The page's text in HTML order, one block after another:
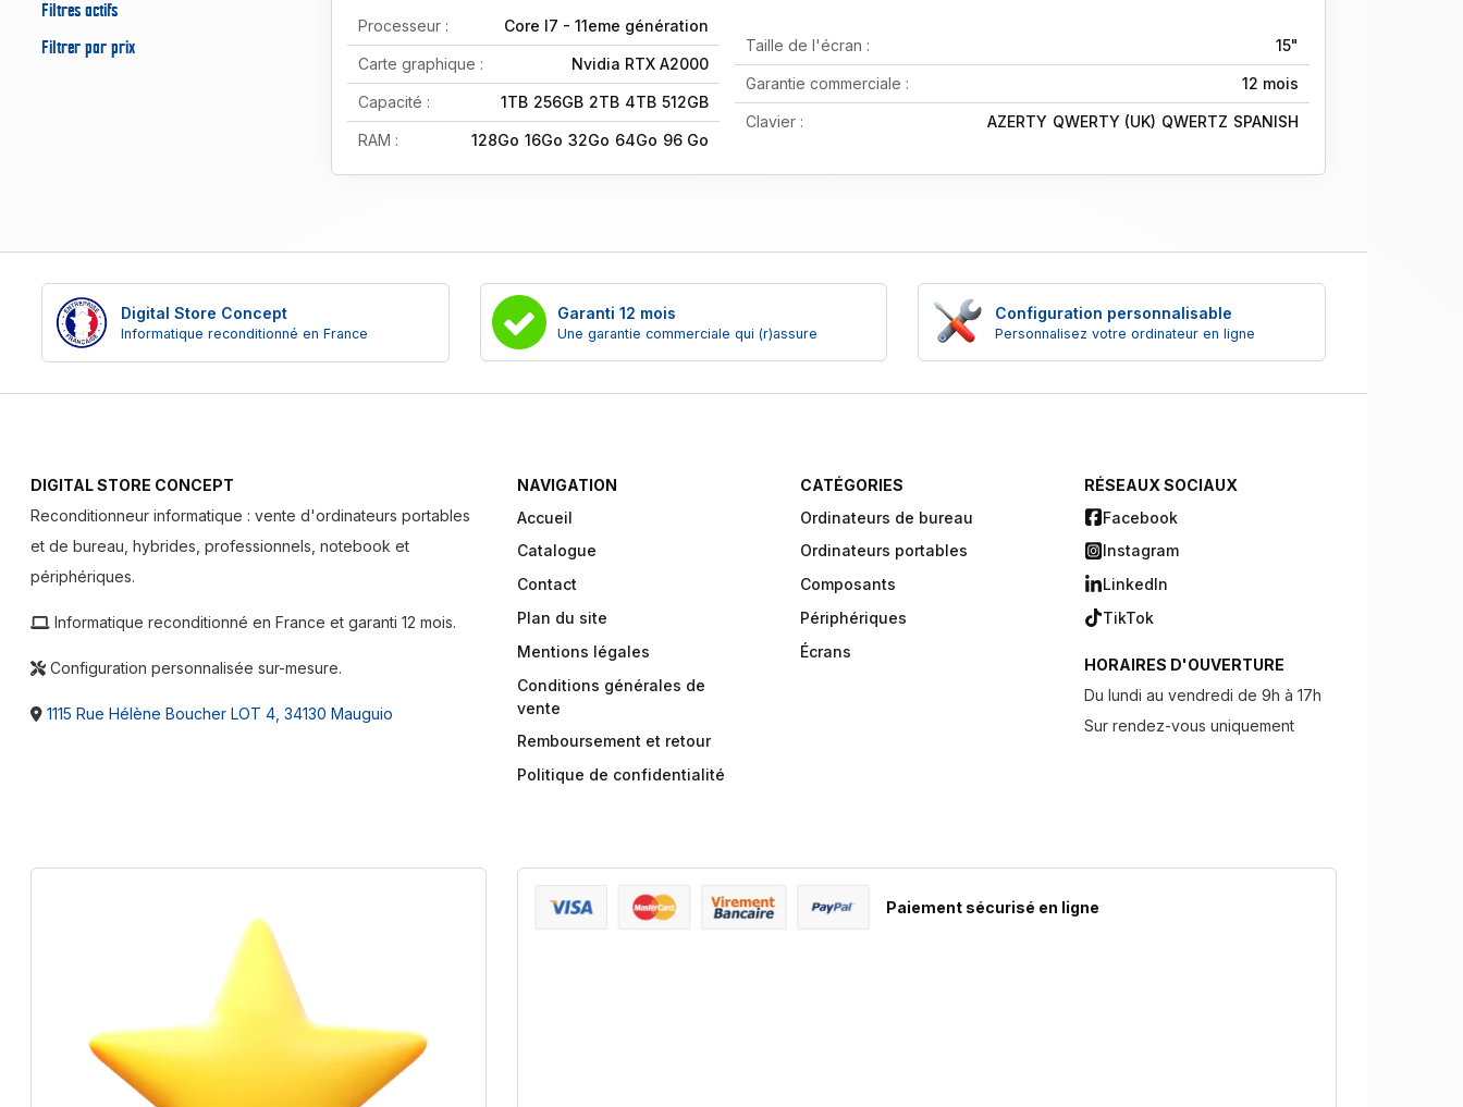
Filtres actifs
Filtrer par prix
Processeur : Core I7 - 11eme génération
Carte graphique : Nvidia RTX A2000
Capacité : 1TB 256GB 2TB 4TB 512GB
RAM : 128Go 16Go 32Go 64Go 96 Go
Taille de l'écran : 15"
Garantie commerciale : 12 mois
Clavier : AZERTY QWERTY (UK) QWERTZ SPANISH
Digital Store Concept
Informatique reconditionné en France
Garanti 12 mois
Une garantie commerciale qui (r)assure
Configuration personnalisable
Personnalisez votre ordinateur en ligne
DIGITAL STORE CONCEPT
Reconditionneur informatique : vente d'ordinateurs portables
et de bureau, hybrides, professionnels, notebook et
périphériques.
Informatique reconditionné en France et garanti 12 mois.
Configuration personnalisée sur-mesure.
1115 Rue Hélène Boucher LOT 4, 34130 Mauguio
NAVIGATION
Accueil
Catalogue
Contact
Plan du site
Mentions légales
Conditions générales de
vente
Remboursement et retour
Politique de confidentialité
CATÉGORIES
Ordinateurs de bureau
Ordinateurs portables
Composants
Périphériques
Écrans
RÉSEAUX SOCIAUX
Facebook
Instagram
LinkedIn
TikTok
HORAIRES D'OUVERTURE
Du lundi au vendredi de 9h à 17h
Sur rendez-vous uniquement
Paiement sécurisé en ligne